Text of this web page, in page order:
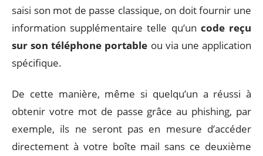
saisi son mot de passe classique, on doit fournir une
information supplémentaire telle qu’un code reçu
sur son téléphone portable ou via une application
spécifique.
De cette manière, même si quelqu’un a réussi à
obtenir votre mot de passe grâce au phishing, par
exemple, ils ne seront pas en mesure d’accéder
directement à votre boîte mail sans ce deuxième